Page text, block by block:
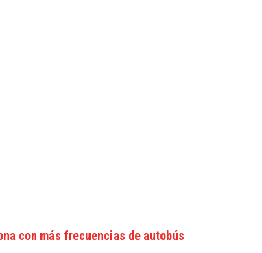
con más frecuencias de autobús